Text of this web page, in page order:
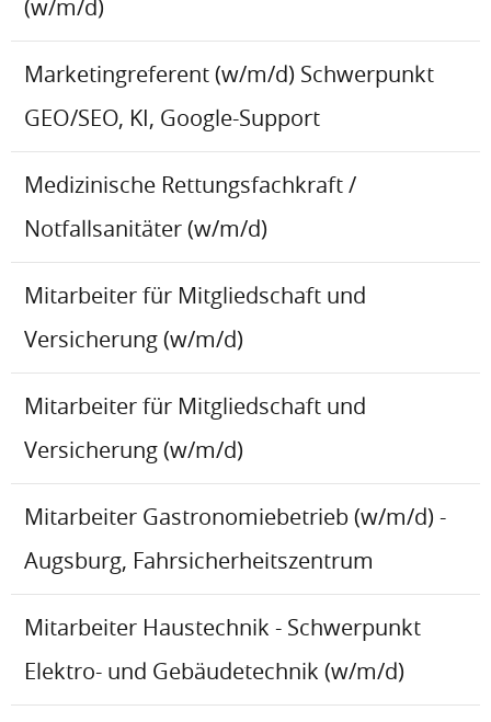
(w/m/d)
Marketingreferent (w/m/d) Schwerpunkt
GEO/SEO, KI, Google-Support
Medizinische Rettungsfachkraft /
Notfallsanitäter (w/m/d)
Mitarbeiter für Mitgliedschaft und
Versicherung (w/m/d)
Mitarbeiter für Mitgliedschaft und
Versicherung (w/m/d)
Mitarbeiter Gastronomiebetrieb (w/m/d) -
Augsburg, Fahrsicherheitszentrum
Mitarbeiter Haustechnik - Schwerpunkt
Elektro- und Gebäudetechnik (w/m/d)